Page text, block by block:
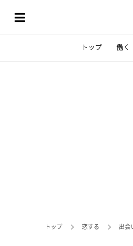
トップ 働く
トップ 恋する 出会